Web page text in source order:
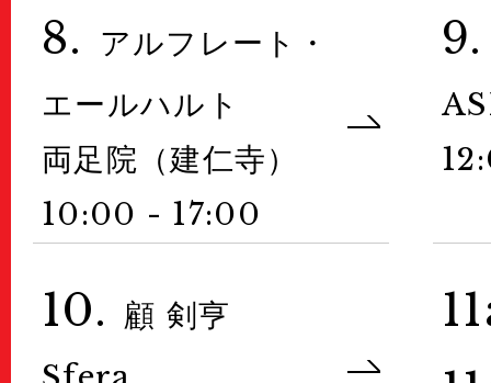
8.
アルフレート・
エールハルト
両足院（建仁寺）
10:00 - 17:00
9.
10. 顧 剣亨